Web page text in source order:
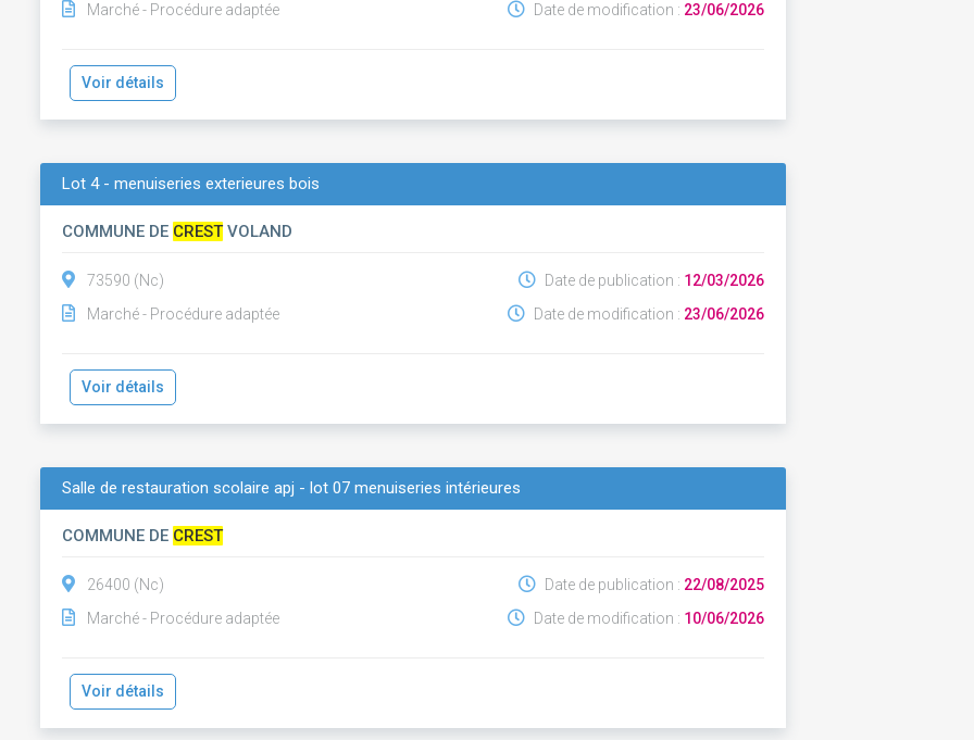
Marché - Procédure adaptée
Date de modification : 23/06/2026
Voir détails
Lot 4 - menuiseries exterieures bois
COMMUNE DE CREST VOLAND
73590 (Nc)
Marché - Procédure adaptée
Date de publication : 12/03/2026
Date de modification : 23/06/2026
Voir détails
Salle de restauration scolaire apj - lot 07 menuiseries intérieures
COMMUNE DE CREST
26400 (Nc)
Marché - Procédure adaptée
Date de publication : 22/08/2025
Date de modification : 10/06/2026
Voir détails